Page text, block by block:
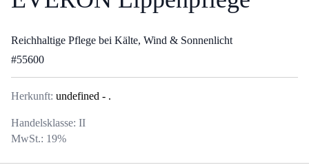
Reichhaltige Pflege bei Kälte, Wind & Sonnenlicht
#55600
Herkunft: undefined - .
Handelsklasse: II
MwSt.: 19%